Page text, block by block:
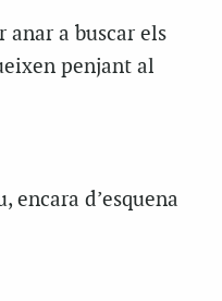
anar a buscar els
penjant al
encara d’esquena